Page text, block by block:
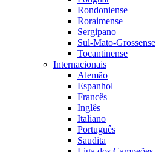
Rondoniense
Roraimense
Sergipano
Sul-Mato-Grossense
Tocantinense
Internacionais
Alemão
Espanhol
Francês
Inglês
Italiano
Português
Saudita